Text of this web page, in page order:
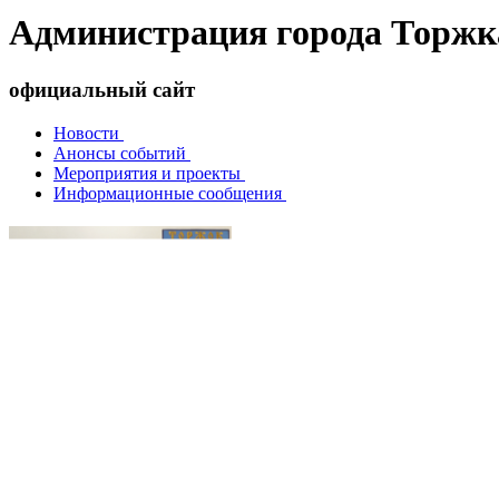
Администрация города
официальный сайт
Новости
Анонсы событий
Мероприятия и проекты
Информационные сообщения